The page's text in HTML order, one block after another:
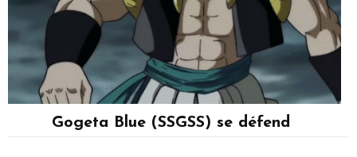
Gogeta Blue (SSGSS) se défend